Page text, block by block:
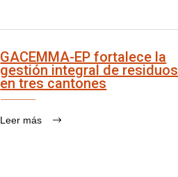
GACEMMA-EP fortalece la
gestión integral de residuos
en tres cantones
Leer más